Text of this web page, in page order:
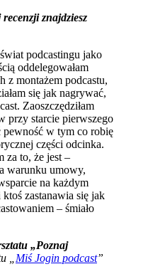
recenzji znajdziesz
podcastingu jako
oddelegowałam
z montażem podcastu,
się jak nagrywać,
Zaoszczędziłam
przy starcie pierwszego
pewność w tym co robię
części odcinka.
za to, że jest –
warunku umowy,
na każdym
zastanawia się jak
– śmiało
„Poznaj
„ Miś Jogin podcast”